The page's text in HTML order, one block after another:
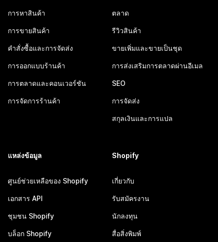
การหาสินค้า
การขายสินค้า
คำสั่งซื้อและการจัดส่ง
การออกแบบร้านค้า
การตลาดและคอนเวอร์ชัน
การจัดการร้านค้า
ตลาด
รีวิวสินค้า
ขายเพิ่มและขายเป็นชุด
การส่งเสริมการตลาดผ่านอีเมล
SEO
การจัดส่ง
สกุลเงินและการแปล
แหล่งข้อมูล
ศูนย์ช่วยเหลือของ Shopify
เอกสาร API
ชุมชน Shopify
บล็อก Shopify
Shopify
เกี่ยวกับ
รับสมัครงาน
นักลงทุน
สื่อสิ่งพิมพ์